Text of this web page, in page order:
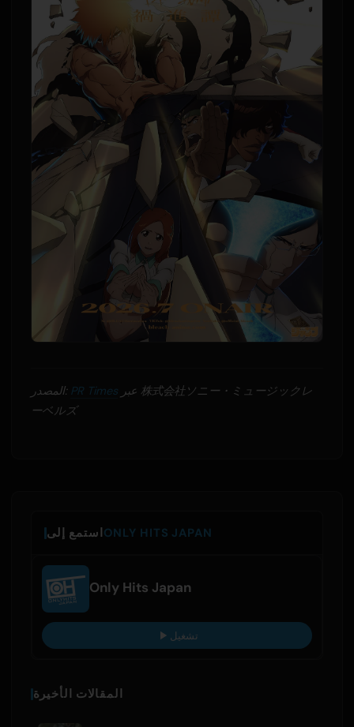
المصدر: PR Timesعبر 株式会社ソニー・ミュージックレ
ーベルズ
استمع إلىONLY HITS JAPAN
Only Hits Japan
تشغيل
المقالات الأخيرة